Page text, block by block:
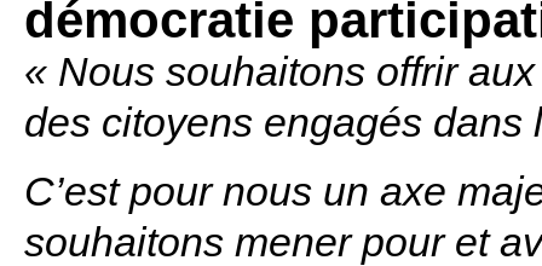
démocratie
« Nous souhaitons offrir
des citoyens engagés dans
C’est pour nous un axe
souhaitons mener pour et